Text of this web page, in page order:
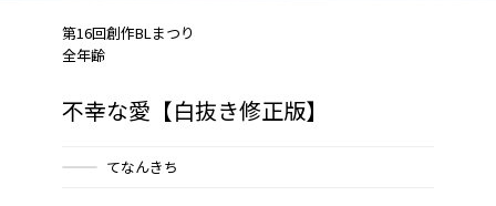
第16回創作BLまつり
全年齢
不幸な愛【白抜き修正版】
てなんきち